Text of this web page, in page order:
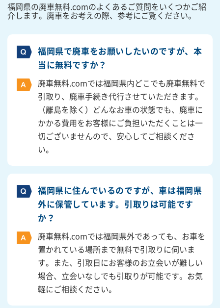
福岡県の廃車無料.comのよくあるご質問をいくつかご紹
介します。廃車をお考えの際、参考にご覧ください。
福岡県で廃車をお願いしたいのですが、本
当に無料ですか？
廃車無料.comでは福岡県内どこでも廃車無料で
引取り、廃車手続き代行させていただきます。
（離島を除く）どんなお車の状態でも、廃車に
かかる費用をお客様にご負担いただくことは一
切ございませんので、安心してご相談くださ
い。
福岡県に住んでいるのですが、車は福岡県
外に保管しています。引取りは可能です
か？
廃車無料.comでは福岡県外であっても、お車を
置かれている場所まで無料で引取りに伺いま
す。また、引取日にお客様のお立会いが難しい
場合、立会いなしでも引取りが可能です。お気
軽にご相談ください。